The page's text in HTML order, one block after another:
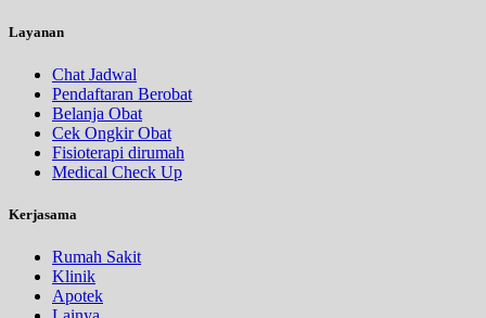
Layanan
Chat Jadwal
Pendaftaran Berobat
Belanja Obat
Cek Ongkir Obat
Fisioterapi dirumah
Medical Check Up
Kerjasama
Rumah Sakit
Klinik
Apotek